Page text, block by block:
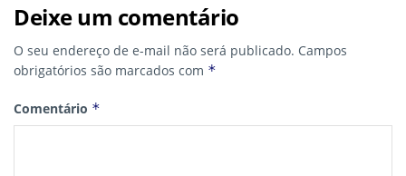
Deixe um comentário
O seu endereço de e-mail não será publicado. Campos
obrigatórios são marcados com *
Comentário *